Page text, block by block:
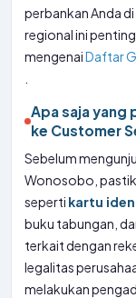
perbankan Anda
regional ini
mengenaiDaftar
Apa saja yang
ke Customer
Sebelum
Wonosobo,
seperti kartu
buku tabungan,
terkait dengan
legalitas
melakukan